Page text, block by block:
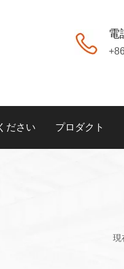
電
ださい プロダクト
現